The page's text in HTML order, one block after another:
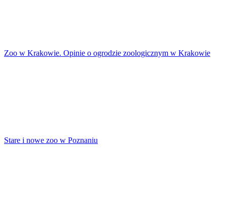
Zoo w Krakowie. Opinie o ogrodzie zoologicznym w Krakowie
Stare i nowe zoo w Poznaniu